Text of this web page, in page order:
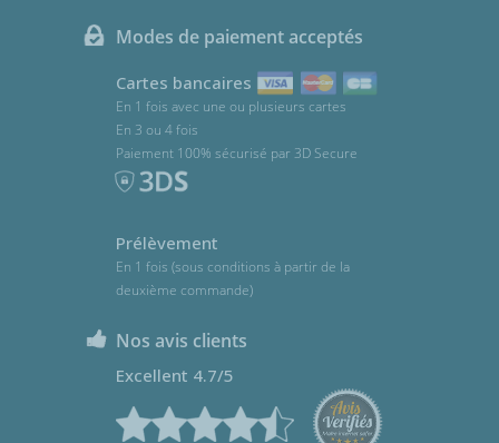
Modes de paiement acceptés
Cartes bancaires
En 1 fois avec une ou plusieurs cartes
En 3 ou 4 fois
Paiement 100% sécurisé par 3D Secure
Prélèvement
En 1 fois (sous conditions à partir de la
deuxième commande)
Nos avis clients
Excellent 4.7/5